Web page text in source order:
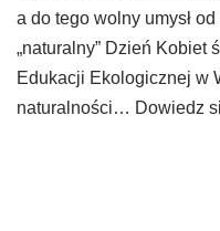
a do tego wolny umysł
„naturalny” Dzień Kobiet
Edukacji Ekologicznej w
naturalności… Dowiedz